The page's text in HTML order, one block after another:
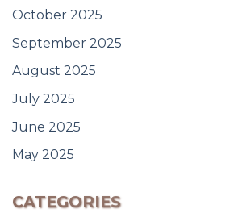
October 2025
September 2025
August 2025
July 2025
June 2025
May 2025
CATEGORIES